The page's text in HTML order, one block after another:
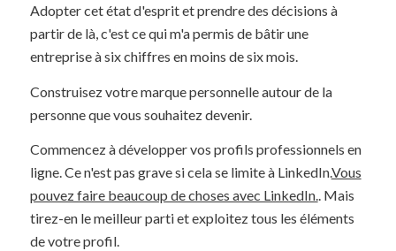
Adopter cet état d'esprit et prendre des décisions à
partir de là, c'est ce qui m'a permis de bâtir une
entreprise à six chiffres en moins de six mois.
Construisez votre marque personnelle autour de la
personne que vous souhaitez devenir.
Commencez à développer vos profils professionnels en
ligne. Ce n'est pas grave si cela se limite à LinkedIn.Vous
pouvez faire beaucoup de choses avec LinkedIn.. Mais
tirez-en le meilleur parti et exploitez tous les éléments
de votre profil.